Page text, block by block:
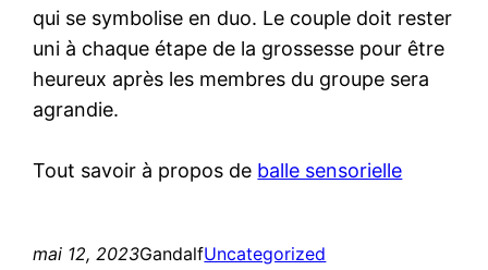
qui se symbolise en duo. Le couple doit rester
uni à chaque étape de la grossesse pour être
heureux après les membres du groupe sera
agrandie.
Tout savoir à propos de balle sensorielle
mai 12, 2023GandalfUncategorized